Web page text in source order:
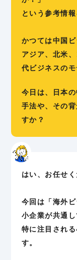
という参考情
かつては中国
アジア、北米
代ビジネスの
今日は、日本
手法や、その
すか？
はい、お任せく
今回は「海外
小企業が共通
特に注目され
す。